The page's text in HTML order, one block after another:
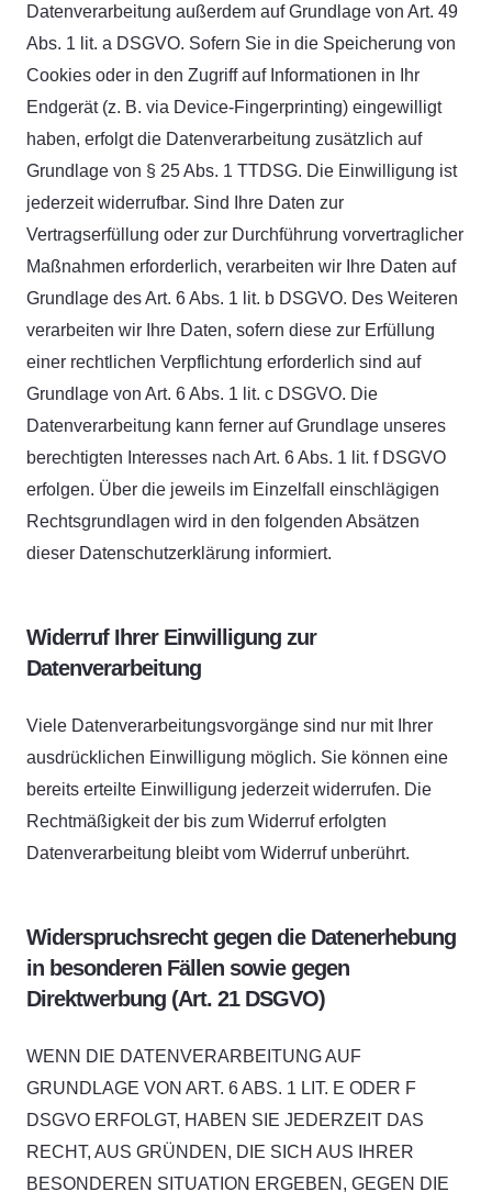
Datenverarbeitung außerdem auf Grundlage von Art. 49
Abs. 1 lit. a DSGVO. Sofern Sie in die Speicherung von
Cookies oder in den Zugriff auf Informationen in Ihr
Endgerät (z. B. via Device-Fingerprinting) eingewilligt
haben, erfolgt die Datenverarbeitung zusätzlich auf
Grundlage von § 25 Abs. 1 TTDSG. Die Einwilligung ist
jederzeit widerrufbar. Sind Ihre Daten zur
Vertragserfüllung oder zur Durchführung vorvertraglicher
Maßnahmen erforderlich, verarbeiten wir Ihre Daten auf
Grundlage des Art. 6 Abs. 1 lit. b DSGVO. Des Weiteren
verarbeiten wir Ihre Daten, sofern diese zur Erfüllung
einer rechtlichen Verpflichtung erforderlich sind auf
Grundlage von Art. 6 Abs. 1 lit. c DSGVO. Die
Datenverarbeitung kann ferner auf Grundlage unseres
berechtigten Interesses nach Art. 6 Abs. 1 lit. f DSGVO
erfolgen. Über die jeweils im Einzelfall einschlägigen
Rechtsgrundlagen wird in den folgenden Absätzen
dieser Datenschutzerklärung informiert.
Widerruf Ihrer Einwilligung zur
Datenverarbeitung
Viele Datenverarbeitungsvorgänge sind nur mit Ihrer
ausdrücklichen Einwilligung möglich. Sie können eine
bereits erteilte Einwilligung jederzeit widerrufen. Die
Rechtmäßigkeit der bis zum Widerruf erfolgten
Datenverarbeitung bleibt vom Widerruf unberührt.
Widerspruchsrecht gegen die Datenerhebung
in besonderen Fällen sowie gegen
Direktwerbung (Art. 21 DSGVO)
WENN DIE DATENVERARBEITUNG AUF
GRUNDLAGE VON ART. 6 ABS. 1 LIT. E ODER F
DSGVO ERFOLGT, HABEN SIE JEDERZEIT DAS
RECHT, AUS GRÜNDEN, DIE SICH AUS IHRER
BESONDEREN SITUATION ERGEBEN, GEGEN DIE